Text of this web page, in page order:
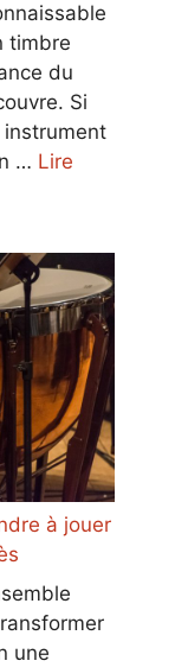
timbre
du
Si
… Lire
à jouer
une